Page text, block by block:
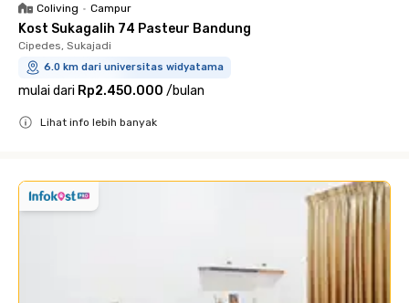
Coliving • Campur
Kost Sukagalih 74 Pasteur Bandung
Cipedes, Sukajadi
6.0 km dari universitas widyatama
mulai dari Rp2.450.000 /bulan
Lihat info lebih banyak